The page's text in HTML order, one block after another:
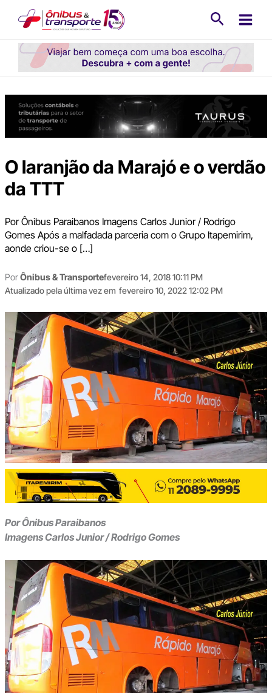
conteúdo
O laranjão da Marajó e o verdão
da TTT
Por Ônibus Paraibanos Imagens Carlos Junior / Rodrigo
Gomes Após a malfadada parceria com o Grupo Itapemirim,
aonde criou-se o […]
PorÔnibus & Transportefevereiro 14, 2018 10:11 PM
Atualizado pela última vez em fevereiro 10, 2022 12:02 PM
Por Ônibus Paraibanos
Imagens Carlos Junior / Rodrigo Gomes